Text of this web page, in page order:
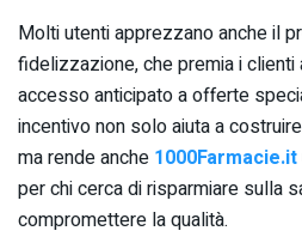
Molti utenti apprezzano anche il
fidelizzazione, che premia i
accesso anticipato a offerte
incentivo non solo aiuta a
ma rende anche 1000Farmacie.it
per chi cerca di risparmiare sulla
compromettere la qualità.